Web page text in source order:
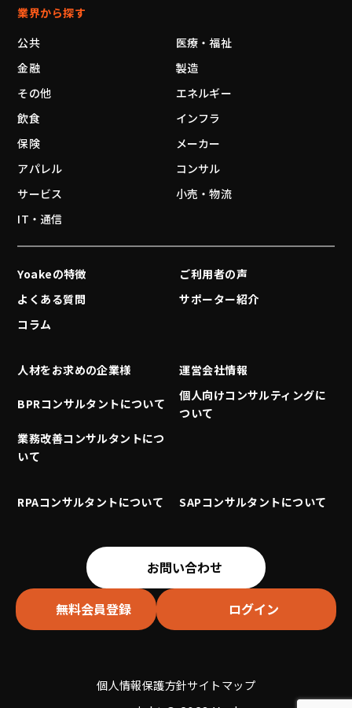
業界から探す
公共
医療・福祉
金融
製造
その他
エネルギー
飲食
インフラ
保険
メーカー
アパレル
コンサル
サービス
小売・物流
IT・通信
Yoakeの特徴
ご利用者の声
よくある質問
サポーター紹介
コラム
人材をお求めの企業様 運営会社情報
BPRコンサルタントについて
個人向けコンサルティングに
ついて
業務改善コンサルタントにつ
いて
RPAコンサルタントについて SAPコンサルタントについて
お問い合わせ
無料会員登録 ログイン
個人情報保護方針サイトマップ